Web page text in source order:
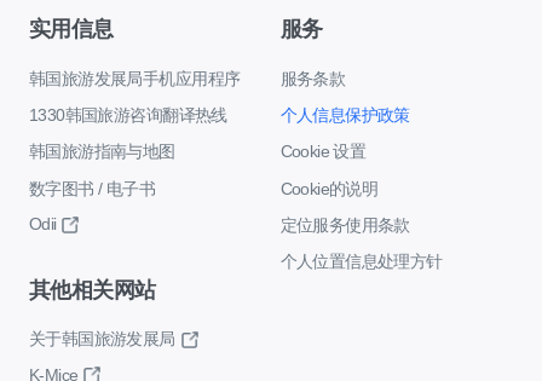
实用信息
韩国旅游发展局手机应用程序
1330韩国旅游咨询翻译热线
韩国旅游指南与地图
数字图书 / 电子书
Odii
服务
服务条款
个人信息保护政策
Cookie 设置
Cookie的说明
定位服务使用条款
个人位置信息处理方针
其他相关网站
关于韩国旅游发展局
K-Mice